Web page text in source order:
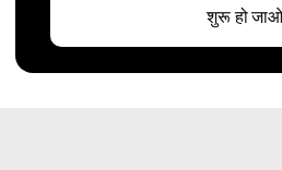
शुरू हो